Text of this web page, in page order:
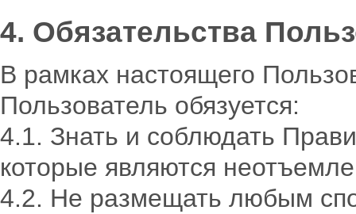
4. Обязательства
В рамках настоящего
Пользователь обязуется:
4.1. Знать и соблюдать
которые являются
4.2. Не размещать любым